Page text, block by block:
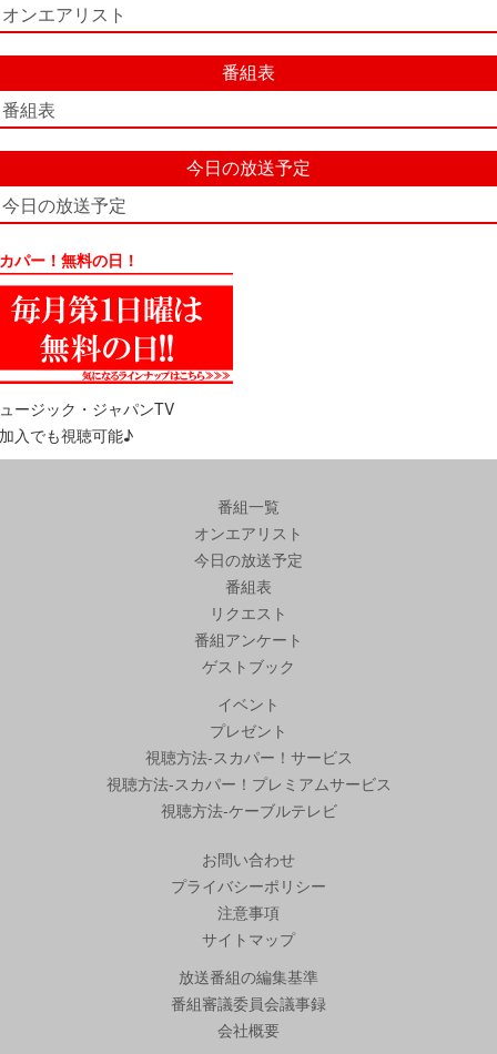
オンエアリスト
番組表
番組表
今日の放送予定
今日の放送予定
パー！無料の日！
ージック・ジャパンTV
入でも視聴可能♪
番組一覧
オンエアリスト
今日の放送予定
番組表
リクエスト
番組アンケート
ゲストブック
イベント
プレゼント
視聴方法-スカパー！サービス
視聴方法-スカパー！プレミアムサービス
視聴方法-ケーブルテレビ
お問い合わせ
プライバシーポリシー
注意事項
サイトマップ
放送番組の編集基準
番組審議委員会議事録
会社概要